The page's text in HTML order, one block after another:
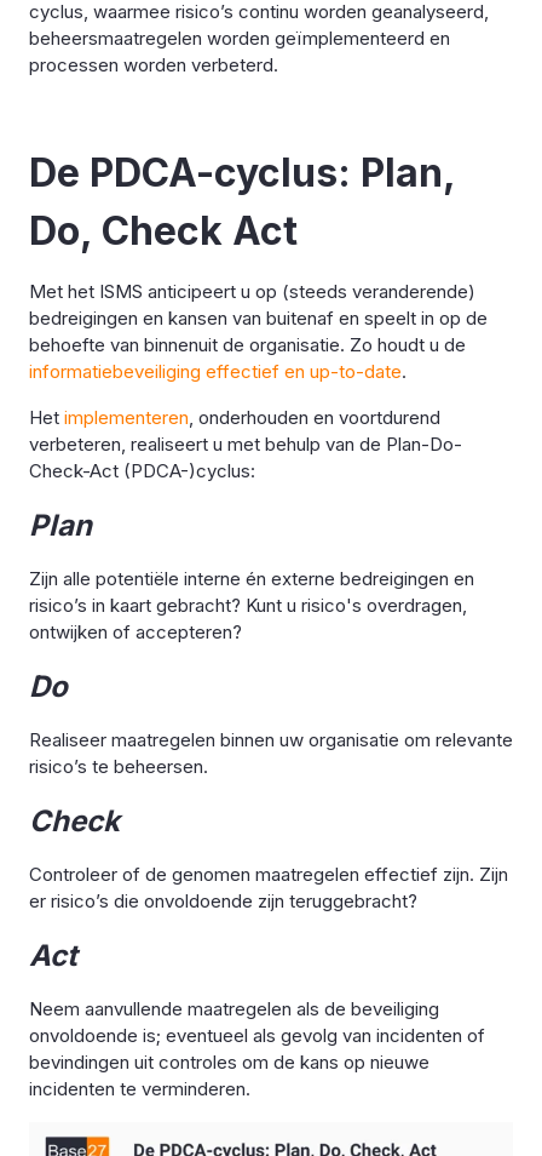
cyclus, waarmee risico’s continu worden geanalyseerd,
beheersmaatregelen worden geïmplementeerd en
processen worden verbeterd.
De PDCA-cyclus: Plan,
Do, Check Act
Met het ISMS anticipeert u op (steeds veranderende)
bedreigingen en kansen van buitenaf en speelt in op de
behoefte van binnenuit de organisatie. Zo houdt u de
informatiebeveiliging effectief en up-to-date.
Het implementeren , onderhouden en voortdurend
verbeteren, realiseert u met behulp van de Plan-Do-
Check-Act (PDCA-)cyclus:
Plan
Zijn alle potentiële interne én externe bedreigingen en
risico’s in kaart gebracht? Kunt u risico's overdragen,
ontwijken of accepteren?
Do
Realiseer maatregelen binnen uw organisatie om relevante
risico’s te beheersen.
Check
Controleer of de genomen maatregelen effectief zijn. Zijn
er risico’s die onvoldoende zijn teruggebracht?
Act
Neem aanvullende maatregelen als de beveiliging
onvoldoende is; eventueel als gevolg van incidenten of
bevindingen uit controles om de kans op nieuwe
incidenten te verminderen.